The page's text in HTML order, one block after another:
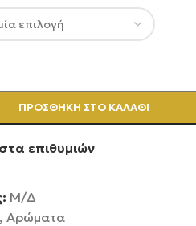
ΠΡΟΣΘΉΚΗ ΣΤΟ ΚΑΛΆΘΙ
επιθυμιών
Μ/Δ
, Αρώματα